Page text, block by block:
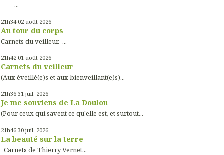
...
21h34 02 août 2026
Au tour du corps
Carnets du veilleur. ...
21h42 01 août 2026
Carnets du veilleur
(Aux éveillé(e)s et aux bienveillant(e)s)...
21h36 31 juil. 2026
Je me souviens de La Doulou
(Pour ceux qui savent ce qu'elle est, et surtout...
21h46 30 juil. 2026
La beauté sur la terre
Carnets de Thierry Vernet...